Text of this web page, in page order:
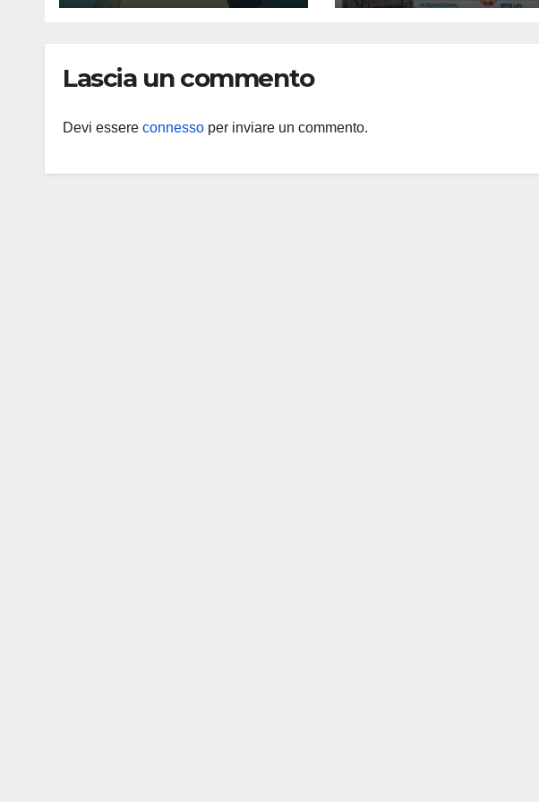
festival in Italia
paesaggio e dei
progettualità –
2026 ore 10:30
Lascia un commento
Devi essere connesso per inviare un commento.